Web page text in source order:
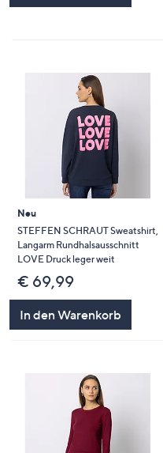
Neu
STEFFEN SCHRAUT Sweatshirt,
Langarm Rundhalsausschnitt
LOVE Druck leger weit
€ 69,99
In den Warenkorb